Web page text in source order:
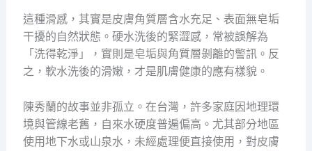
這種滑感，其實是皮膚角質層含水充足、表面無皂垢
干擾的自然狀態。硬水洗後的緊澀感，常被誤解為
「洗得乾淨」，實則是皂垢與角質層剝離的警訊。反
之，軟水洗後的滑嫩，才是肌膚健康的應有樣貌。
陳秀蘭的故事並非孤立。在台灣，許多家庭因地理環
境與管線老舊，自來水硬度普遍偏高。尤其部分地區
使用地下水或山泉水，未經處理便直接使用，對皮膚